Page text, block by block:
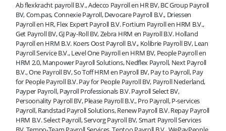
Ab flexkracht payroll B.V., Adecco Payroll en HR BV, BC Group Payroll
BV, Com.pas, Connexie Payroll, Devocare Payroll B.V., Driessen
Payroll en HR, Flex Expert Payroll B.V. Fortium Payroll en HRM B.V.,
Get Payroll BV, GJ Pay-Roll BV, Zebra HRM en Payroll B.V. Holland
Payroll en HRM B.V. Koers Oost Payroll B.V., Kolibrie Payroll BV, Lean
Payroll Service B.V., Level One Payroll en HRM BV, People Payroll en
HRM 2.0, Manpower Payroll Solutions, Nedflex Payroll, Next Payroll
B.V., One Payroll BV, So Toff HRM en Payroll BV, Pay to Payroll, Pay
for People Payroll B.V. Pay for People Payroll BV, Payroll Nederland,
Payper Payroll, Payroll Professionals B.V. Payroll Select BV,
Persoonality Payroll BV, Please Payroll B.V., Pro Payroll, P-services
Payroll, Randstad Payroll Solutions, Renew Payroll B.V. Repay Payroll
HRM B.V. Select Payroll, Servorg Payroll BV, Smart Payroll Services